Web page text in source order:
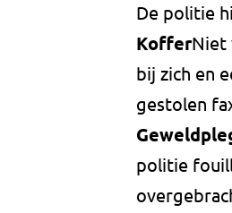
De politie
KofferNiet
bij zich en
gestolen
politie